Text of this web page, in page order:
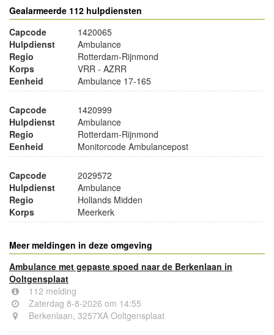
Gealarmeerde 112 hulpdiensten
Capcode
1420065
Hulpdienst
Ambulance
Regio
Rotterdam-Rijnmond
Korps
VRR - AZRR
Eenheid
Ambulance 17-165
Capcode
1420999
Hulpdienst
Ambulance
Regio
Rotterdam-Rijnmond
Eenheid
Monitorcode Ambulancepost
Capcode
2029572
Hulpdienst
Ambulance
Regio
Hollands Midden
Korps
Meerkerk
Meer meldingen in deze omgeving
Ambulance met gepaste spoed naar de Berkenlaan in
Ooltgensplaat
112 melding
Zaterdag 8-8-2026 om 14:55
Berkenlaan, 3257XA Ooltgensplaat